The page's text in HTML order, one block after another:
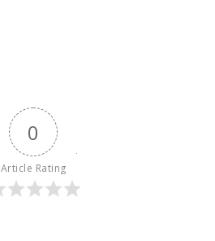
0
Article Rating